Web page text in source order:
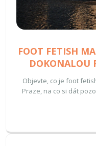
FOOT FETISH
DOKONALOU
Objevte, co je foot
Praze, na co si dát